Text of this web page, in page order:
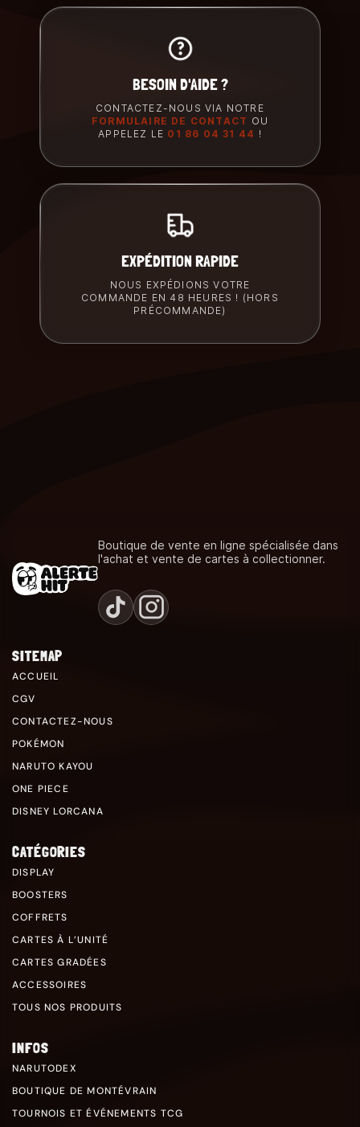
BESOIN D'AIDE ?
CONTACTEZ-NOUS VIA NOTRE
FORMULAIRE DE CONTACT OU
APPELEZ LE 01 86 04 31 44 !
EXPÉDITION RAPIDE
NOUS EXPÉDIONS VOTRE
COMMANDE EN 48 HEURES ! (HORS
PRÉCOMMANDE)
Boutique de vente en ligne spécialisée dans
l'achat et vente de cartes à collectionner.
SITEMAP
ACCUEIL
CGV
CONTACTEZ-NOUS
POKÉMON
NARUTO KAYOU
ONE PIECE
DISNEY LORCANA
CATÉGORIES
DISPLAY
BOOSTERS
COFFRETS
CARTES À L’UNITÉ
CARTES GRADÉES
ACCESSOIRES
TOUS NOS PRODUITS
INFOS
NARUTODEX
BOUTIQUE DE MONTÉVRAIN
TOURNOIS ET ÉVÉNEMENTS TCG